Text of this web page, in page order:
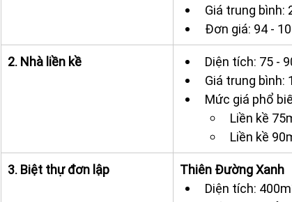
Giá trung bình:
Đơn giá: 94 -
2. Nhà liền kề
Diện tích: 75 -
Giá trung bình:
Mức giá phổ
Liền kề
Liền kề
3. Biệt thự đơn lập
Thiên Đường Xanh
Diện tích: